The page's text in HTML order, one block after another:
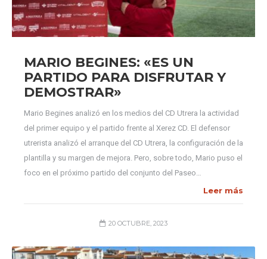
MARIO BEGINES: «ES UN
PARTIDO PARA DISFRUTAR Y
DEMOSTRAR»
Mario Begines analizó en los medios del CD Utrera la actividad
del primer equipo y el partido frente al Xerez CD. El defensor
utrerista analizó el arranque del CD Utrera, la configuración de la
plantilla y su margen de mejora. Pero, sobre todo, Mario puso el
foco en el próximo partido del conjunto del Paseo…
Leer más
20 OCTUBRE, 2023